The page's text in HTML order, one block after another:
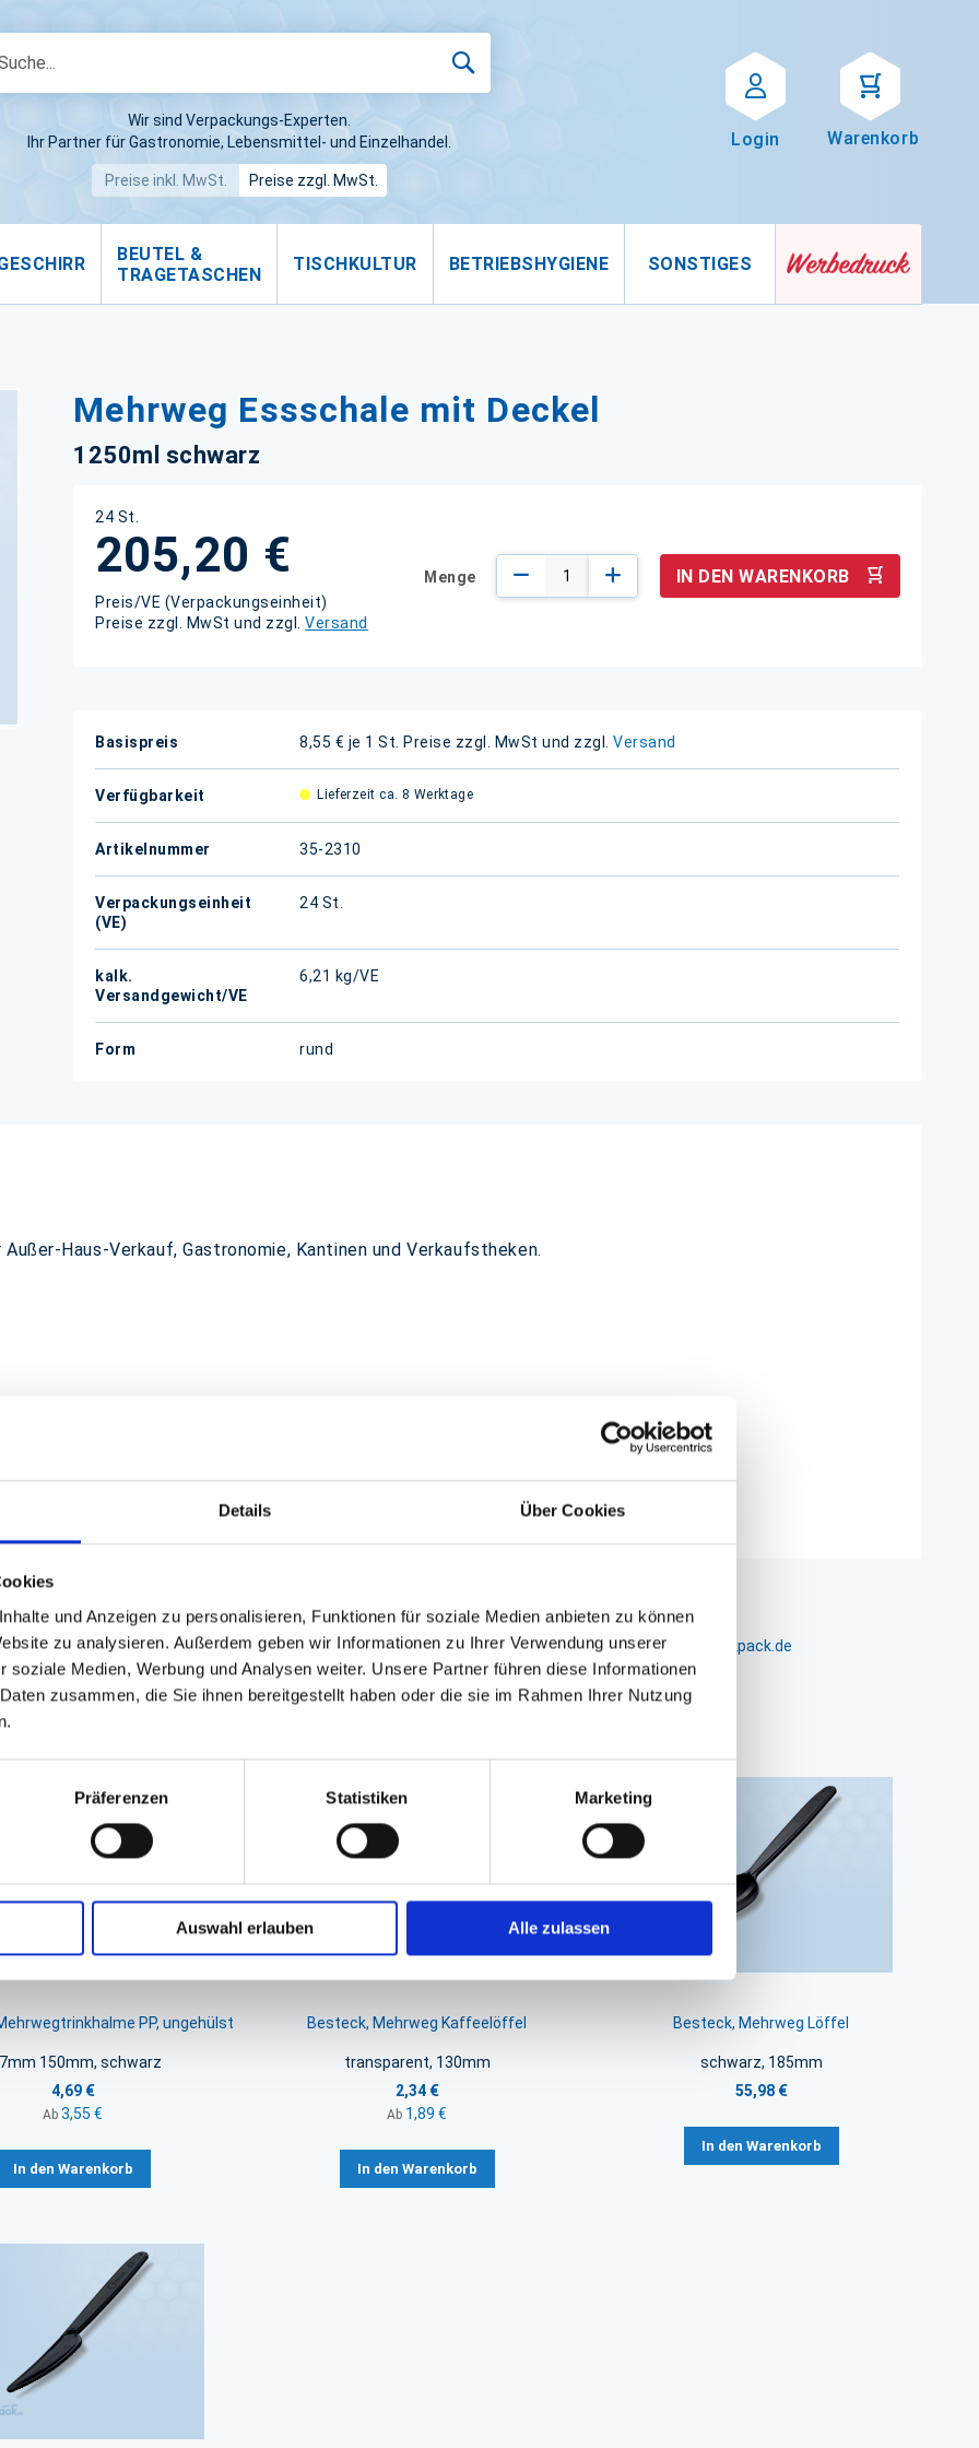
Details Über Cookies
und Anzeigen zu personalisieren, Funktionen für soziale Medien anbieten zu können
zu analysieren. Außerdem geben wir Informationen zu Ihrer Verwendung unserer
soziale Medien, Werbung und Analysen weiter. Unsere Partner führen diese Informationen
zusammen, die Sie ihnen bereitgestellt haben oder die sie im Rahmen Ihrer Nutzung
Präferenzen Statistiken Marketing
Auswahl erlauben Alle zulassen
Wir sind Verpackungs-Experten.
Ihr Partner für Gastronomie, Lebensmittel- und Einzelhandel.
Preise inkl. MwSt. Preise zzgl. MwSt.
Login Warenkorb
BEUTEL &
TRAGETASCHEN
TISCHKULTUR BETRIEBSHYGIENE SONSTIGES
Mehrweg Essschale mit Deckel
1250ml schwarz
24 St.
205,20 €
Preis/VE (Verpackungseinheit)
Preise zzgl. MwSt und zzgl.Versand
Menge IN DEN WARENKORB
Weitere
Basispreis 8,55 € je 1 St. Preise zzgl. MwSt und zzgl.Versand
Verfügbarkeit Lieferzeit ca. 8 Werktage
Artikelnummer 35-2310
Verpackungseinheit
(VE)
24 St.
kalk.
Versandgewicht/VE
6,21 kg/VE
Form rund
Haus-Verkauf, Gastronomie, Kantinen und Verkaufstheken.
Produktsicherheitsverordnung:packpack.de GmbH, Am Bullhamm 24-26, D-26441 Jever, info@packpack.de
sein
PP, ungehülst
150mm, schwarz
4,69 €
Ab 3,55 €
In den Warenkorb
Besteck, Mehrweg Kaffeelöffel
transparent, 130mm
2,34 €
Ab 1,89 €
In den Warenkorb
Besteck, Mehrweg Löffel
schwarz, 185mm
55,98 €
In den Warenkorb